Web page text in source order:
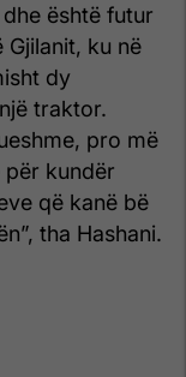
është futur
ku në
dy
traktor.
pro më
për kundër
që kanë bë
tha Hashani.